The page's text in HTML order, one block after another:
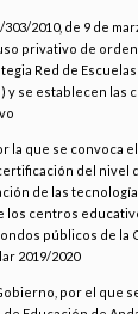
2010, de 9 de
privativo de
Red de
y se establecen
la que se convoca
del nivel
de las
los centros
públicos de la
2019/2020
por el que